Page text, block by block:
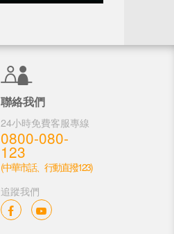
聯絡我們
24小時免費客服專線
0800-080-
123
(中華市話、行動直撥123)
追蹤我們